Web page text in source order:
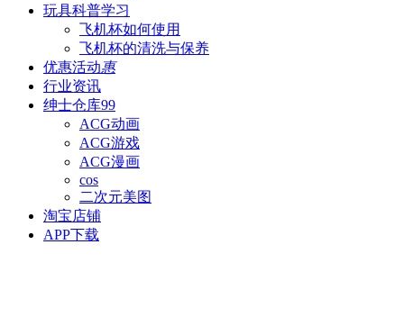
玩具科普学习
飞机杯如何使用
飞机杯的清洗与保养
优惠活动惠
行业资讯
绅士仓库99
ACG动画
ACG游戏
ACG漫画
cos
二次元美图
淘宝店铺
APP下载